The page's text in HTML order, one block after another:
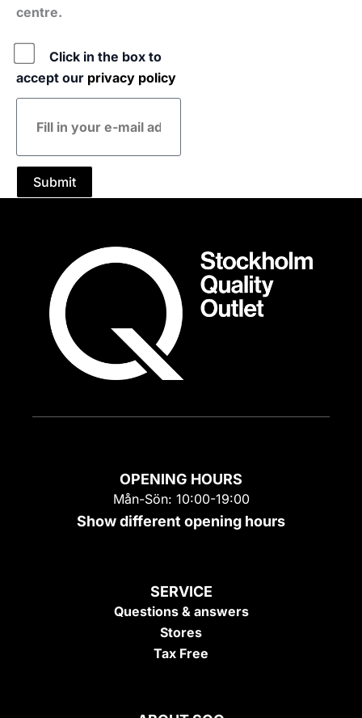
centre.
Click in the box to
accept our privacy policy
E-
mail
Submit
OPENING HOURS
Mån-Sön: 10:00-19:00
Show different opening hours
SERVICE
Questions & answers
Stores
Tax Free